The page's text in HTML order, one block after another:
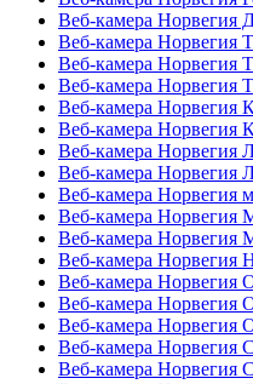
Веб-камера Норвегия
Веб-камера Норвегия
Веб-камера Норвегия
Веб-камера Норвегия
Веб-камера Норвегия
Веб-камера Норвегия
Веб-камера Норвегия
Веб-камера Норвегия
Веб-камера Норвегия
Веб-камера Норвегия
Веб-камера Норвегия
Веб-камера Норвегия
Веб-камера Норвегия
Веб-камера Норвегия
Веб-камера Норвегия
Веб-камера Норвегия
Веб-камера Норвегия